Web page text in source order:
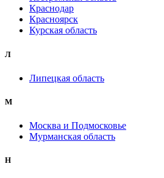
Краснодар
Красноярск
Курская область
Л
Липецкая область
М
Москва и Подмосковье
Мурманская область
Н